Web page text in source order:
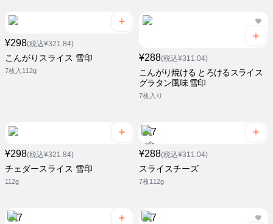
¥298(税込¥321.84)
こんがりスライス 雪印
7枚入112g
¥288(税込¥311.04)
こんがり焼ける とろけるスライス
グラタン風味 雪印
7枚入り
¥298(税込¥321.84)
チェダースライス 雪印
112g
¥288(税込¥311.04)
スライスチーズ
7枚112g